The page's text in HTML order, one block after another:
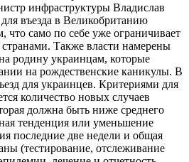
инфраструктуры Владислав
въезда в Великобританию
что само по себе уже ограничивает
Также власти намерены
родину украинцам, которые
на рождественские каникулы. В
для украинцев. Критериями для
количество новых случаев
должна быть ниже среднего
тенденция или уменьшение
последние две недели и общая
(тестирование, отслеживание